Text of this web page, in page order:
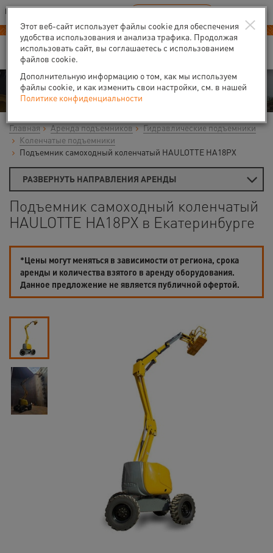
Ваш город:Екатеринбург
В Вашем регионе нет наших офисов RU EN
Аренда
Главная Аренда подъемников
Гидравлические подъемники
Коленчатые подъемники
Подъемник самоходный коленчатый HAULOTTE HA18PX
РАЗВЕРНУТЬ НАПРАВЛЕНИЯ АРЕНДЫ
Подъемник самоходный коленчатый
HAULOTTE HA18PX в Екатеринбурге
*Цены могут меняться в зависимости от региона, срока
аренды и количества взятого в аренду оборудования.
Данное предложение не является публичной офертой.
×
Этот веб-сайт использует файлы cookie для обеспечения
удобства использования и анализа трафика. Продолжая
использовать сайт, вы соглашаетесь с использованием
файлов cookie.
Дополнительную информацию о том, как мы используем
файлы cookie, и как изменить свои настройки, см. в нашей
Политике конфиденциальности